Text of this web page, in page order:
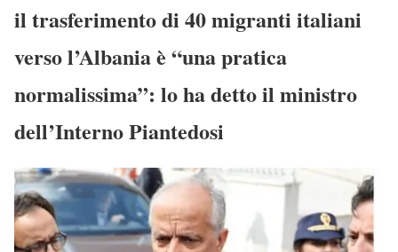
il trasferimento di 40 migranti italiani
verso l’Albania è “una pratica
normalissima”: lo ha detto il ministro
dell’Interno Piantedosi